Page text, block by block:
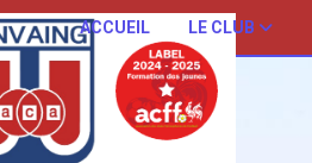
ACCUEIL LE CLUB